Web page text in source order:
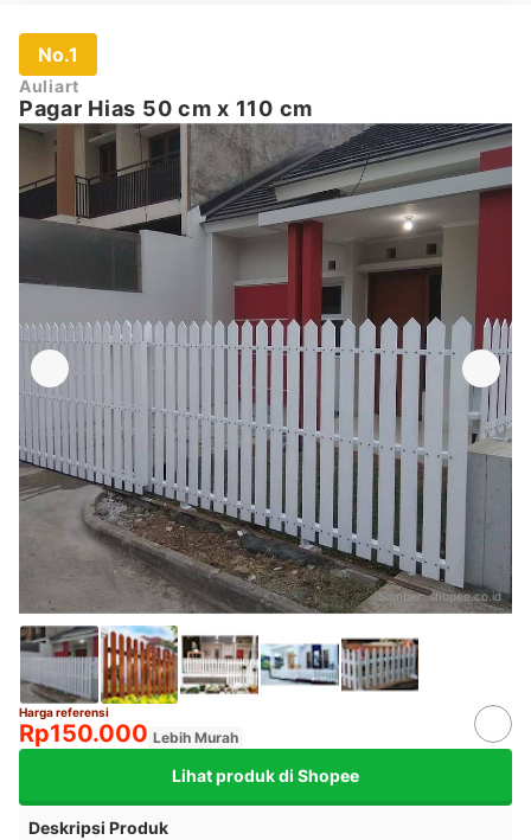
No.1
Auliart
Pagar Hias 50 cm x 110 cm
Sumber:shopee.co.id
Harga referensi
Rp150.000 Lebih Murah
Lihat produk di Shopee
Deskripsi Produk